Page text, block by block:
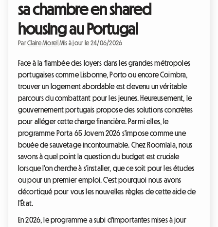
sa chambre en shared
housing au Portugal
ParClaire Morel Mis à jour le 24/06/2026
Face à la flambée des loyers dans les grandes métropoles
portugaises comme Lisbonne, Porto ou encore Coimbra,
trouver un logement abordable est devenu un véritable
parcours du combattant pour les jeunes. Heureusement, le
gouvernement portugais propose des solutions concrètes
pour alléger cette charge financière. Parmi elles, le
programme Porta 65 Jovem 2026 s'impose comme une
bouée de sauvetage incontournable. Chez Roomlala, nous
savons à quel point la question du budget est cruciale
lorsque l'on cherche à s'installer, que ce soit pour les études
ou pour un premier emploi. C'est pourquoi nous avons
décortiqué pour vous les nouvelles règles de cette aide de
l'État.
En 2026, le programme a subi d'importantes mises à jour